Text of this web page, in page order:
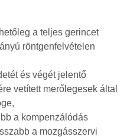
a teljes gerincet
röntgenfelvételen
és végét jelentő
vetített merőlegesek által
a kompenzálódás
a mozgásszervi